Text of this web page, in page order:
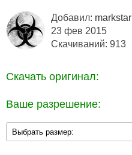
Добавил: markstar
23 фев 2015
Скачиваний: 913
Скачать оригинал:
Ваше разрешение: